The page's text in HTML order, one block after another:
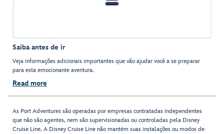
Saiba antes de ir
Veja informações adicionais importantes que vão ajudar você a se preparar
para esta emocionante aventura.
Read more
As Port Adventures são operadas por empresas contratadas independentes
que não são agentes, nem são supervisionadas ou controladas pela Disney
Cruise Line. A Disney Cruise Line não mantém suas instalações ou modos de